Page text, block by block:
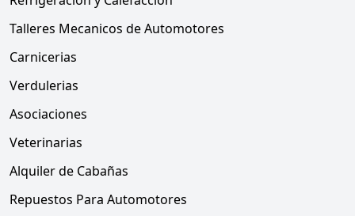
Talleres Mecanicos de Automotores
Carnicerias
Verdulerias
Asociaciones
Veterinarias
Alquiler de Cabañas
Repuestos Para Automotores